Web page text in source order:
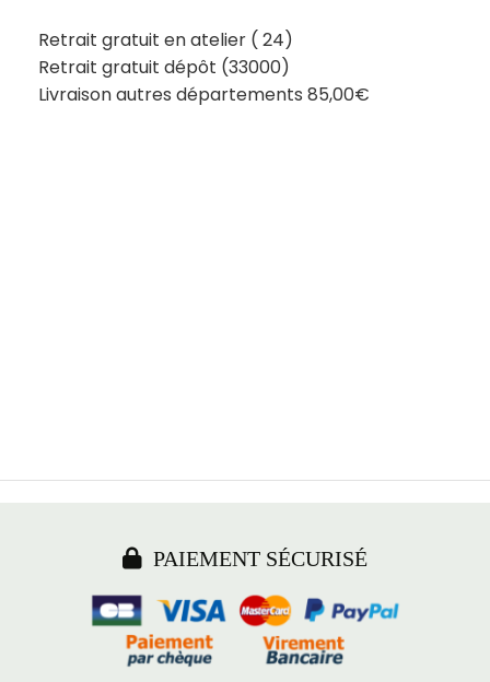
Retrait gratuit en atelier ( 24)
Retrait gratuit dépôt (33000)
Livraison autres départements 85,00€
 PAIEMENT SÉCURISÉ